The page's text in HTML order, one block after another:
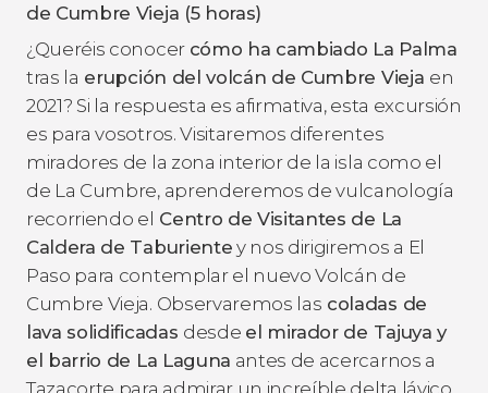
de Cumbre Vieja (5 horas)
¿Queréis conocer cómo ha cambiado La Palma
tras la erupción del volcán de Cumbre Vieja en
2021? Si la respuesta es afirmativa, esta excursión
es para vosotros. Visitaremos diferentes
miradores de la zona interior de la isla como el
de La Cumbre, aprenderemos de vulcanología
recorriendo el Centro de Visitantes de La
Caldera de Taburiente y nos dirigiremos a El
Paso para contemplar el nuevo Volcán de
Cumbre Vieja. Observaremos las coladas de
lava solidificadas desde el mirador de Tajuya y
el barrio de La Laguna antes de acercarnos a
Tazacorte para admirar un increíble delta lávico.